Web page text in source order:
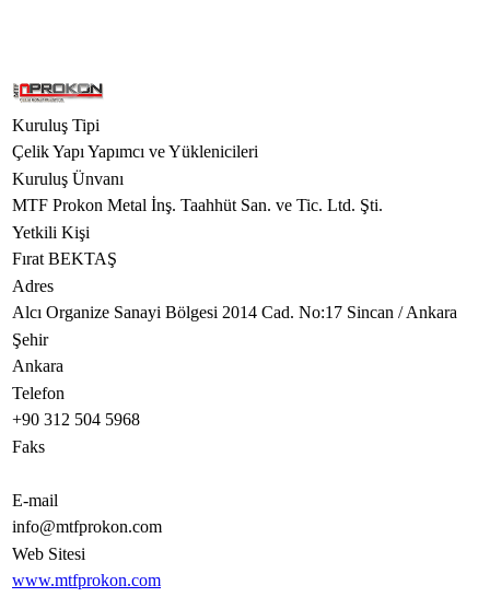
Kuruluş Tipi
Çelik Yapı Yapımcı ve Yüklenicileri
Kuruluş Ünvanı
MTF Prokon Metal İnş. Taahhüt San. ve Tic. Ltd. Şti.
Yetkili Kişi
Fırat BEKTAŞ
Adres
Alcı Organize Sanayi Bölgesi 2014 Cad. No:17 Sincan / Ankara
Şehir
Ankara
Telefon
+90 312 504 5968
Faks
E-mail
info@mtfprokon.com
Web Sitesi
www.mtfprokon.com